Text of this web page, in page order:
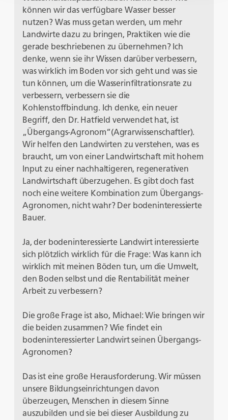
können wir das verfügbare Wasser besser
nutzen? Was muss getan werden, um mehr
Landwirte dazu zu bringen, Praktiken wie die
gerade beschriebenen zu übernehmen? Ich
denke, wenn sie ihr Wissen darüber verbessern,
was wirklich im Boden vor sich geht und was sie
tun können, um die Wasserinfiltrationsrate zu
verbessern, verbessern sie die
Kohlenstoffbindung. Ich denke, ein neuer
Begriff, den Dr. Hatfield verwendet hat, ist
„Übergangs-Agronom“(Agrarwissenschaftler).
Wir helfen den Landwirten zu verstehen, was es
braucht, um von einer Landwirtschaft mit hohem
Input zu einer nachhaltigeren, regenerativen
Landwirtschaft überzugehen. Es gibt doch fast
noch eine weitere Kombination zum Übergangs-
Agronomen, nicht wahr? Der bodeninteressierte
Bauer.
Ja, der bodeninteressierte Landwirt interessierte
sich plötzlich wirklich für die Frage: Was kann ich
wirklich mit meinen Böden tun, um die Umwelt,
den Boden selbst und die Rentabilität meiner
Arbeit zu verbessern?
Die große Frage ist also, Michael: Wie bringen wir
die beiden zusammen? Wie findet ein
bodeninteressierter Landwirt seinen Übergangs-
Agronomen?
Das ist eine große Herausforderung. Wir müssen
unsere Bildungseinrichtungen davon
überzeugen, Menschen in diesem Sinne
auszubilden und sie bei dieser Ausbildung zu